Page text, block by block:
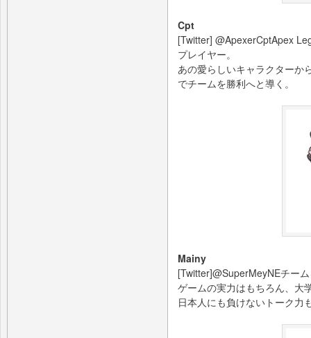
Cpt
[Twitter] @ApexerCptApex
プレイヤー。
あの愛らしいキャラクターか
でチームを勝利へと導く。
Mainy
[Twitter]@SuperMeyNEチー
ゲームの実力はもちろん、大
日本人にも負けないトーク力